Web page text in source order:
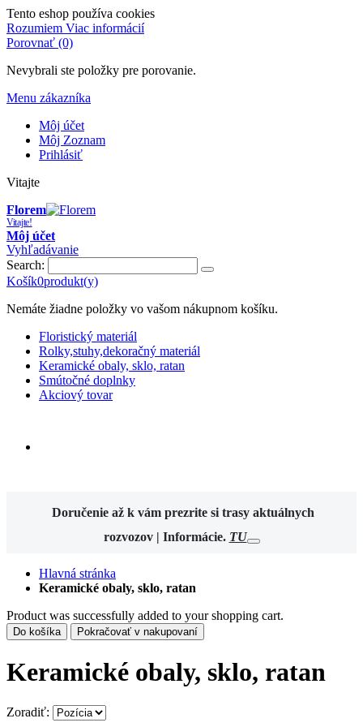
Tento eshop používa cookies
Rozumiem Viac informácií
Porovnať (0)
Nevybrali ste položky pre porovanie.
Menu zákazníka
Môj účet
Môj Zoznam
Prihlásiť
Vitajte
Florem
Vitajte!
Môj účet
Vyhľadávanie
Search:
Košík0produkt(y)
Nemáte žiadne položky vo vašom nákupnom košíku.
Floristický materiál
Rolky,stuhy,dekoračný materiál
Keramické obaly, sklo, ratan
Smútočné doplnky
Akciový tovar
Doručenie až k vám prezrite si trasy aktuálnych
rozvozov | Informácie. TU
Hlavná stránka
Keramické obaly, sklo, ratan
Product was successfully added to your shopping cart.
Do košíka Pokračovať v nakupovaní
Keramické obaly, sklo, ratan
Zoradiť: